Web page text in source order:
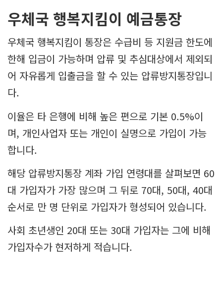
우체국 행복지킴이 예금통장
우체국 행복지킴이 통장은 수급비 등 지원금 한도에
한해 입금이 가능하며 압류 및 추심대상에서 제외되
어 자유롭게 입출금을 할 수 있는 압류방지통장입니
다.
이율은 타 은행에 비해 높은 편으로 기본 0.5%이
며, 개인사업자 또는 개인이 실명으로 가입이 가능
합니다.
해당 압류방지통장 계좌 가입 연령대를 살펴보면 60
대 가입자가 가장 많으며 그 뒤로 70대, 50대, 40대
순서로 만 명 단위로 가입자가 형성되어 있습니다.
사회 초년생인 20대 또는 30대 가입자는 그에 비해
가입자수가 현저하게 적습니다.